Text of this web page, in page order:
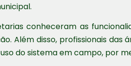
conheceram as
Além disso, profissionais das
do sistema em campo, por